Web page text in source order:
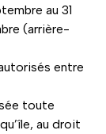
au 31
(arrière-
entre
toute
au droit